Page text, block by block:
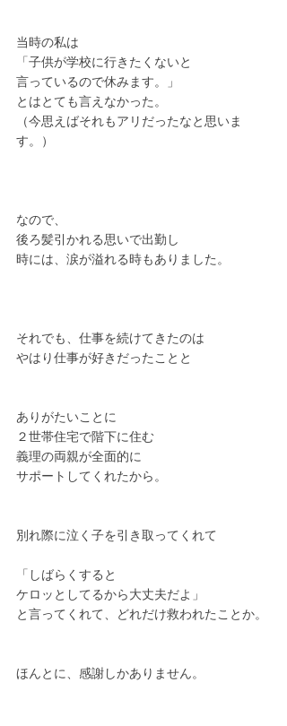
当時の私は
「子供が学校に行きたくないと
言っているので休みます。」
とはとても言えなかった。
（今思えばそれもアリだったなと思いま
す。）
なので、
後ろ髪引かれる思いで出勤し
時には、涙が溢れる時もありました。
それでも、仕事を続けてきたのは
やはり仕事が好きだったことと
ありがたいことに
２世帯住宅で階下に住む
義理の両親が全面的に
サポートしてくれたから。
別れ際に泣く子を引き取ってくれて
「しばらくすると
ケロッとしてるから大丈夫だよ」
と言ってくれて、どれだけ救われたことか。
ほんとに、感謝しかありません。